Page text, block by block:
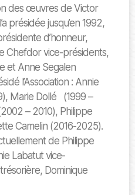
des œuvres de Victor
présidée jusqu’en 1992,
d’honneur,
Chefdor vice-présidents,
et Anne Segalen
l’Association : Annie
Marie Dollé (1999 –
– 2010), Philippe
Camelin (2016-2025).
de Philippe
Labatut vice-
Dominique